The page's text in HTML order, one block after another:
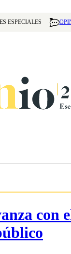
ESPECIALES
con